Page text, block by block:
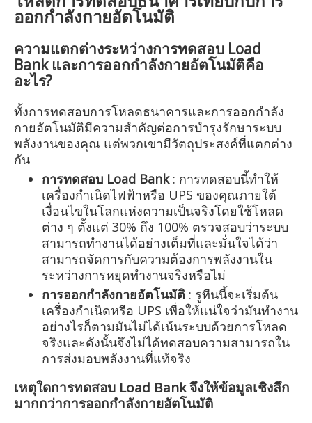
ออกกำลังกายอัตโนมัติ
ความแตกต่างระหว่างการทดสอบ Load
Bank และการออกกำลังกายอัตโนมัติคือ
อะไร?
ทั้งการทดสอบการโหลดธนาคารและการออกกำลัง
กายอัตโนมัติมีความสำคัญต่อการบำรุงรักษาระบบ
พลังงานของคุณ แต่พวกเขามีวัตถุประสงค์ที่แตกต่าง
กัน
การทดสอบ Load Bank : การทดสอบนี้ทำให้
เครื่องกำเนิดไฟฟ้าหรือ UPS ของคุณภายใต้
เงื่อนไขในโลกแห่งความเป็นจริงโดยใช้โหลด
ต่าง ๆ ตั้งแต่ 30% ถึง 100% ตรวจสอบว่าระบบ
สามารถทำงานได้อย่างเต็มที่และมั่นใจได้ว่า
สามารถจัดการกับความต้องการพลังงานใน
ระหว่างการหยุดทำงานจริงหรือไม่
การออกกำลังกายอัตโนมัติ : รูทีนนี้จะเริ่มต้น
เครื่องกำเนิดหรือ UPS เพื่อให้แน่ใจว่ามันทำงาน
อย่างไรก็ตามมันไม่ได้เน้นระบบด้วยการโหลด
จริงและดังนั้นจึงไม่ได้ทดสอบความสามารถใน
การส่งมอบพลังงานที่แท้จริง
เหตุใดการทดสอบ Load Bank จึงให้ข้อมูลเชิงลึก
มากกว่าการออกกำลังกายอัตโนมัติ